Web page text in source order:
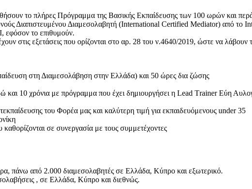
το πλήρες Πρόγραμμα της Βασικής Εκπαίδευσης των 100 ωρών και
Διαπιστευμένου Διαμεσολαβητή (International Certified Mediator) από
εφόσον το επιθυμούν.
στις εξετάσεις που ορίζονται στο αρ. 28 του ν.4640/2019, ώστε να
στη Διαμεσολάβηση στην Ελλάδα) και 50 ώρες δια ζώσης
και 10 χρόνια με πρόγραμμα που έχει δημιουργήσει η Lead Τrainer Εύη
του Φορέα μας και καλύτερη τιμή για εκπαιδευόμενους under 35
σε συνεργασία με τους συμμετέχοντες
πάνω από 2.000 διαμεσολαβητές σε Ελλάδα, Κύπρο και εξωτερικό.
, σε Ελλάδα, Κύπρο και διεθνώς.